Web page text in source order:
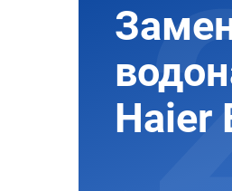
Haier